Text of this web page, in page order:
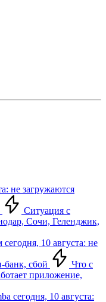
не загружаются
Ситуация с
Сочи, Геленджик,
10 августа: не
банк, сбой
Что с
приложение,
сегодня, 10 августа: